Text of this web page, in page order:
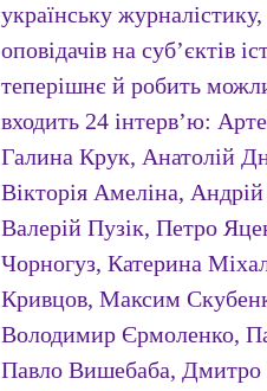
українську
оповідачів на суб’єктів
теперішнє й робить
входить 24 інтервʼю:
Галина Крук, Анатолій
Вікторія Амеліна,
Валерій Пузік, Петро
Чорногуз, Катерина
Кривцов, Максим
Володимир Єрмоленко,
Павло Вишебаба, Дмитро